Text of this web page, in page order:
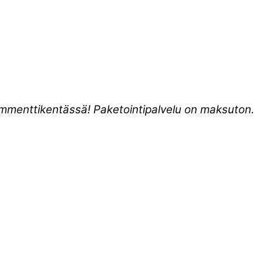
Paketointipalvelu on maksuton.